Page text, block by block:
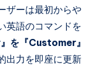
ザーは最初からや
英語のコマンドを
を『Customer』
出力を即座に更新